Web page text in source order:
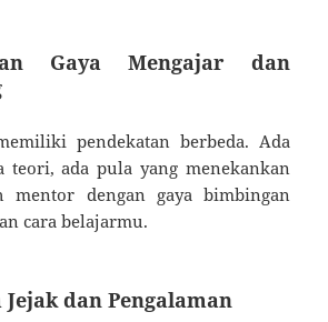
Gaya Mengajar dan
pendekatan berbeda. Ada
teori, ada pula yang menekankan
mentor dengan gaya bimbingan
cara belajarmu.
Jejak dan Pengalaman